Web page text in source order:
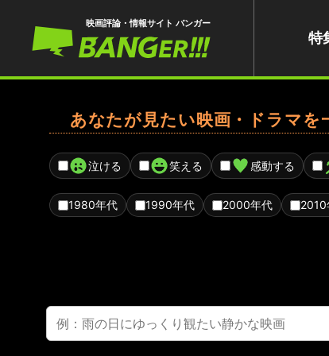
映画評論・情報サイト バンガー
特
あなたが見たい映画・ドラマを
泣ける 笑える 感動する
1980年代 1990年代 2000年代 2010